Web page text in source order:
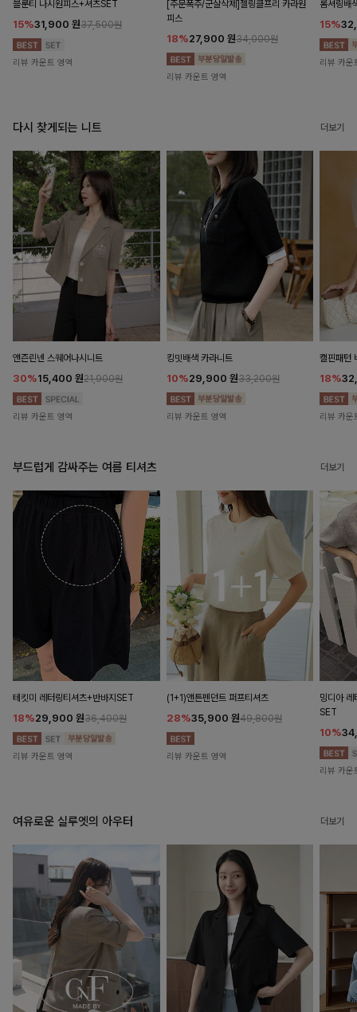
블룬티 나시원피스+셔츠SET
15%31,900 원37,500원
리뷰 카운트 영역
[주문폭주/군살삭제]젤링클프리 카라원
피스
18%27,900 원34,000원
리뷰 카운트 영역
롬셔링배
15%
리뷰 카운
다시 찾게되는 니트 더보기
앤즌린넨 스퀘어나시니트
30%15,400 원21,900원
리뷰 카운트 영역
킹밋배색 카라니트
10%29,900 원33,200원
리뷰 카운트 영역
캘핀패턴
18%
리뷰 카운
부드럽게 감싸주는 여름 티셔츠 더보기
테킷미 레터링티셔츠+반바지SET
18%29,900 원36,400원
리뷰 카운트 영역
(1+1)앤튼펜던트 퍼프티셔츠
28%35,900 원49,800원
리뷰 카운트 영역
밍디아 레
SET
10%
리뷰 카운
여유로운 실루엣의 아우터 더보기